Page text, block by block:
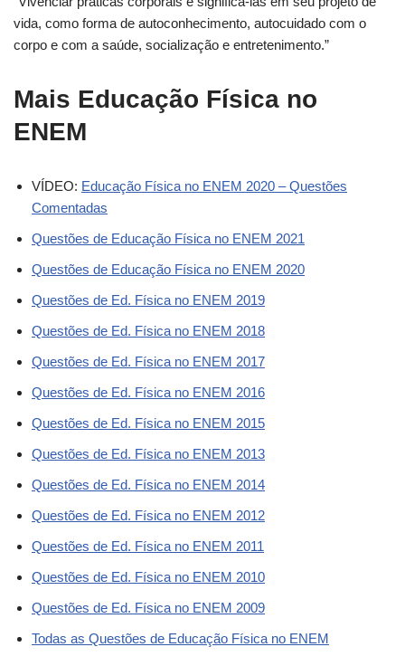
vida, como forma de autoconhecimento, autocuidado com o
corpo e com a saúde, socialização e entretenimento.”
Mais Educação Física no
ENEM
VÍDEO: Educação Física no ENEM 2020 – Questões
Comentadas
Questões de Educação Física no ENEM 2021
Questões de Educação Física no ENEM 2020
Questões de Ed. Física no ENEM 2019
Questões de Ed. Física no ENEM 2018
Questões de Ed. Física no ENEM 2017
Questões de Ed. Física no ENEM 2016
Questões de Ed. Física no ENEM 2015
Questões de Ed. Física no ENEM 2013
Questões de Ed. Física no ENEM 2014
Questões de Ed. Física no ENEM 2012
Questões de Ed. Física no ENEM 2011
Questões de Ed. Física no ENEM 2010
Questões de Ed. Física no ENEM 2009
Todas as Questões de Educação Física no ENEM